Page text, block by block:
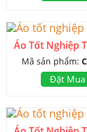
Áo Tốt Nghiệp
Mã sản phẩm:
Đặt Mua